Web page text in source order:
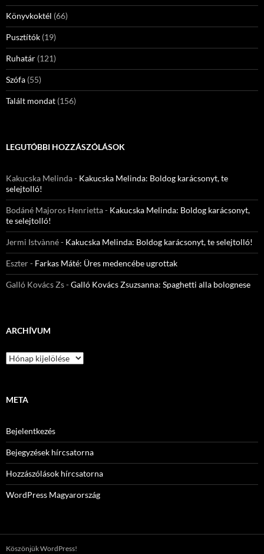
Könyvkoktél (66)
Pusztítók (19)
Ruhatár (121)
Szófa (55)
Talált mondat (156)
LEGUTÓBBI HOZZÁSZÓLÁSOK
Kakucska Melinda- Kakucska Melinda: Boldog karácsonyt, te
selejtolló!
Bodáné Majoros Henrietta- Kakucska Melinda: Boldog karácsonyt,
te selejtolló!
Jermi Istvànné- Kakucska Melinda: Boldog karácsonyt, te selejtolló!
Eszter- Farkas Máté: Üres medencébe ugrottak
Galló Kovács Zs-Galló Kovács Zsuzsanna: Spaghetti alla bolognese
ARCHÍVUM
Archívum
META
Bejelentkezés
Bejegyzések hírcsatorna
Hozzászólások hírcsatorna
WordPress Magyarország
Köszönjük WordPress!